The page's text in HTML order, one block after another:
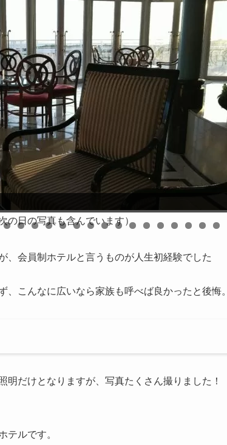
の日の写真も含んでいます）
、会員制ホテルと言うものが人生初経験でした
、こんなに広いなら家族も呼べば良かったと後悔。
だけとなりますが、写真たくさん撮りました！
テルです。